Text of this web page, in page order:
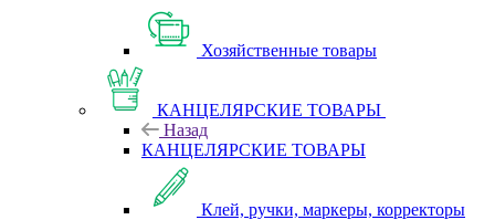
Хозяйственные товары
КАНЦЕЛЯРСКИЕ ТОВАРЫ
Назад
КАНЦЕЛЯРСКИЕ ТОВАРЫ
Клей, ручки, маркеры, корректоры